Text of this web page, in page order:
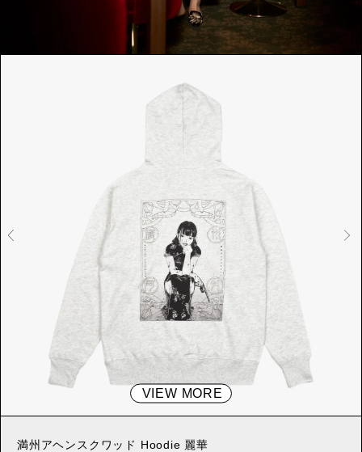
VIEW MORE
満州アヘンスクワッド Hoodie 麗華